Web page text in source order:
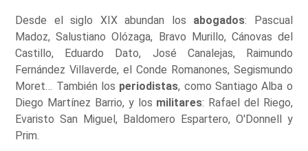
Desde el siglo XIX abundan los abogados: Pascual
Madoz, Salustiano Olózaga, Bravo Murillo, Cánovas del
Castillo, Eduardo Dato, José Canalejas, Raimundo
Fernández Villaverde, el Conde Romanones, Segismundo
Moret… También los periodistas, como Santiago Alba o
Diego Martínez Barrio, y los militares: Rafael del Riego,
Evaristo San Miguel, Baldomero Espartero, O'Donnell y
Prim.